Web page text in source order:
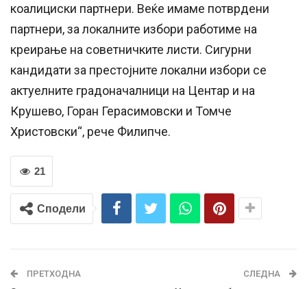
коалициски партнери. Веќе имаме потврдени
партнери, за локалните избори работиме на
креирање на советничките листи. Сигурни
кандидати за престојните локални избори се
актуелните градоначалници на Центар и на
Крушево, Горан Герасимовски и Томче
Христовски“, рече Филипче.
21
Сподели
ПРЕТХОДНА СЛЕДНА